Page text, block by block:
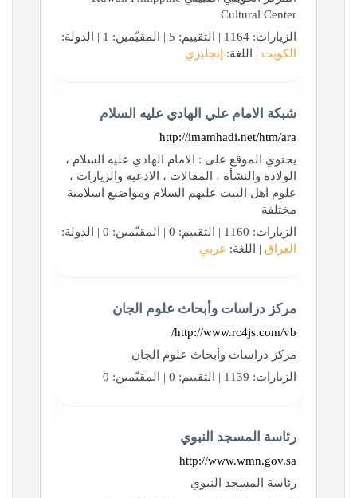
Cultural Center
الزيارات: 1164 | التقييم: 5 | المقيّمين: 1 | الدولة:
الكويت| اللغة:إنجليزي
شبكة الامام علي الهادي عليه السلام
http://imamhadi.net/htm/ara
يحتوي الموقع على : الامام الهادي عليه السلام ،
الولادة والنشأة ، المقالات ، الادعية والزيارات ،
علوم اهل البيت عليهم السلام ومواضيع اسلامية
مختلفة
الزيارات: 1160 | التقييم: 0 | المقيّمين: 0 | الدولة:
العراق | اللغة:عربي
مركز دراسات وأبحاث علوم الجان
http://www.rc4js.com/vb/
مركز دراسات وأبحاث علوم الجان
الزيارات: 1139 | التقييم: 0 | المقيّمين: 0
رئاسة المسجد النبوي
http://www.wmn.gov.sa
رئاسة المسجد النبوي